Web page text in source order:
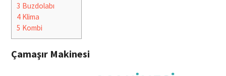
3 Buzdolabı
4Klima
5 Kombi
Çamaşır Makinesi